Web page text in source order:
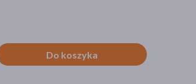
Do koszyka